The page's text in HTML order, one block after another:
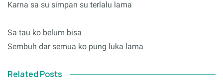
Karna sa su simpan su terlalu lama
Sa tau ko belum bisa
Sembuh dar semua ko pung luka lama
Related Posts